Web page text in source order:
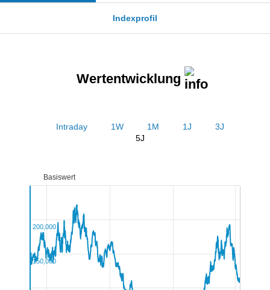
Indexprofil
Wertentwicklung
Intraday 1W 1M 1J
3J
5J
150,000
200,000
Basiswert